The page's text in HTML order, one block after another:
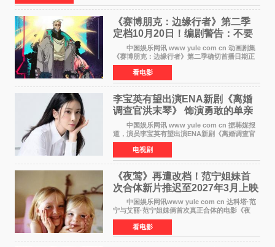
《赛博朋克：边缘行者》第二季
定档10月20日！编剧警告：不要
对角色投入太深
中国娱乐网讯 www yule com cn 动画剧集
《赛博朋克：边缘行者》第二季确切首播日期正
式敲定——将于10月20日在Netflix全球上线。此
前，Netflix韩国官方账号曾短暂出现这一日期信
息，随后迅
看电影
李宝英有望出演ENA新剧《离婚
调查官洪末琴》 饰演勇敢的单亲
妈妈家事调查官
中国娱乐网讯 www yule com cn 据韩媒报
道，演员李宝英有望出演ENA新剧《离婚调查官
洪末琴》女主角，引发观众期待。 李宝英在
剧中饰演家庭法院家事调查官洪末琴一角——即
使在极限状况
电视剧
《夜莺》再遭改档！范宁姐妹首
次合体新片推迟至2027年3月上映
中国娱乐网讯www yule com cn 达科塔·范
宁与艾丽·范宁姐妹俩首次真正合体的电影《夜
莺》再度改档，从原定的2027年2月12日推迟至
同年3月19日北美上映，片方希望借此利用春假档
期争取更多年轻
看电影